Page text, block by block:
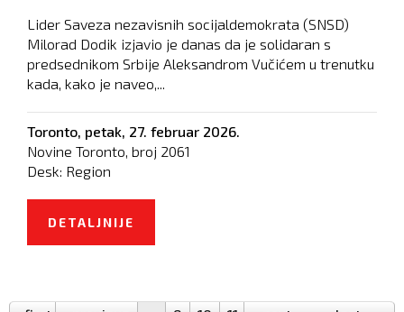
Lider Saveza nezavisnih socijaldemokrata (SNSD)
Milorad Dodik izjavio je danas da je solidaran s
predsednikom Srbije Aleksandrom Vučićem u trenutku
kada, kako je naveo,...
Toronto, petak, 27. februar 2026.
Novine Toronto, broj 2061
Desk: Region
DETALJNIJE